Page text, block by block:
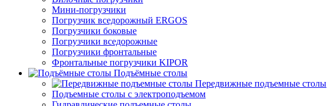
Мини-погрузчики
Погрузчик вседорожный ERGOS
Погрузчики боковые
Погрузчики вседорожные
Погрузчики фронтальные
Фронтальные погрузчики KIPOR
Подъёмные столы
Передвижные подъемные столы
Подъемные столы с электроподъемом